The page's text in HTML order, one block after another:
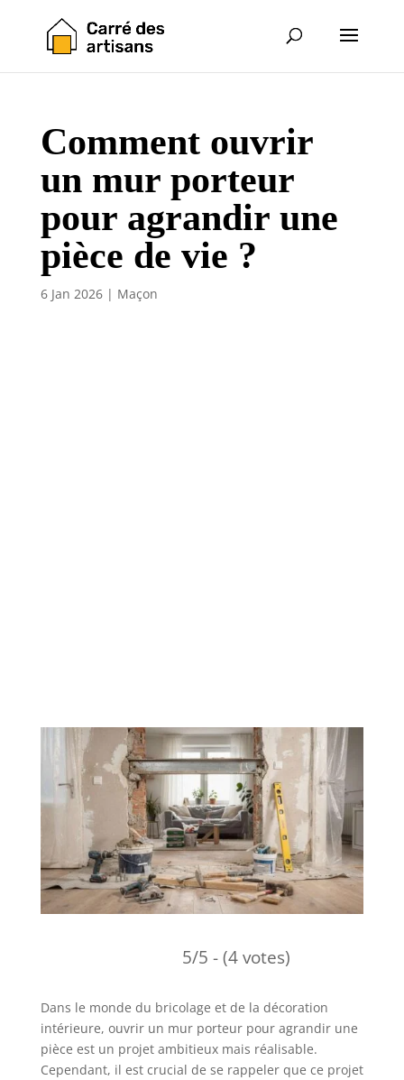
Comment ouvrir
un mur porteur
pour agrandir une
pièce de vie ?
6 Jan 2026| Maçon
5/5 - (4 votes)
Dans le monde du bricolage et de la décoration
intérieure, ouvrir un mur porteur pour agrandir une
pièce est un projet ambitieux mais réalisable.
Cependant, il est crucial de se rappeler que ce projet